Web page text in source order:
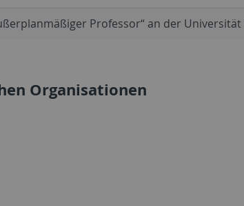
Professor“ an der Universität
Organisationen